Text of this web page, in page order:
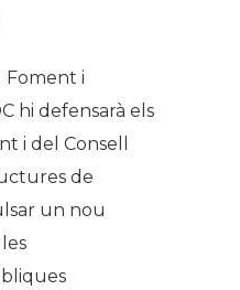
Foment i
hi defensarà els
i del Consell
de
un nou